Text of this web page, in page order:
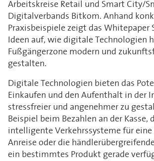
Arbeitskreise Retail und Smart City/
Digitalverbands Bitkom. Anhand
Praxisbeispiele zeigt das Whitepaper
Ideen auf, wie digitale Technologien
Fußgängerzone modern und
gestalten.
Digitale Technologien bieten das
Einkaufen und den Aufenthalt in der
stressfreier und angenehmer zu
Beispiel beim Bezahlen an der Kasse,
intelligente Verkehrssysteme für
Anreise oder die
ein bestimmtes Produkt gerade